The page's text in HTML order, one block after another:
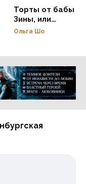
Торты от бабы
Зины, или
Пенсия не
пропасть
Ольга Шо